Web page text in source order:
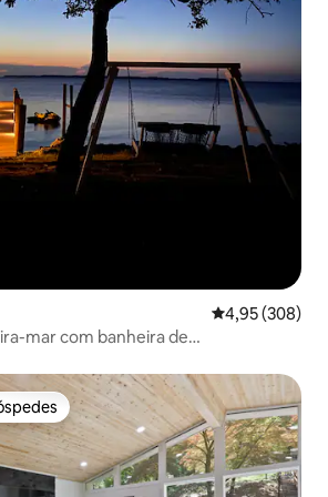
4,95 de uma
4,95 (308)
mar com banheira de
dos hóspedes